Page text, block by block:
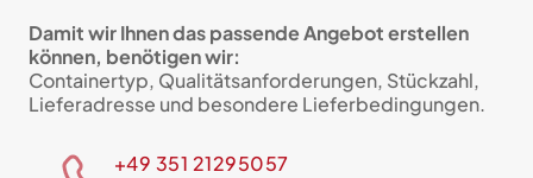
Damit wir Ihnen das passende Angebot erstellen
können, benötigen wir:
Containertyp, Qualitätsanforderungen, Stückzahl,
Lieferadresse und besondere Lieferbedingungen.
+49 351 21295057